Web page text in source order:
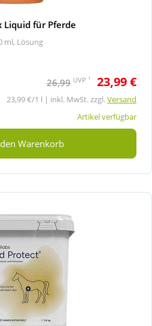
Liquid für Pferde
ml, Lösung
26,99 UVP 1 23,99 €
23,99 €/1 l | inkl. MwSt. zzgl.Versand
Artikel verfügbar
Warenkorb